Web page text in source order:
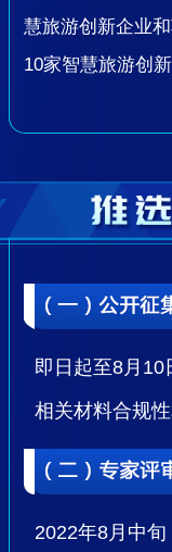
慧旅游创新企业
10家智慧旅游创
即日起至8月10
相关材料合规
2022年8月中